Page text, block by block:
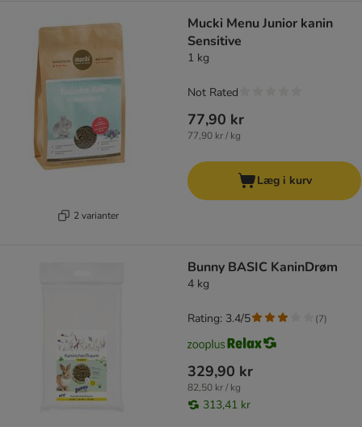
2 varianter
Mucki Menu Junior kanin
Sensitive
1 kg
77,90 kr
77,90 kr / kg
Not Rated
Læg i kurv
Bunny BASIC KaninDrøm
4 kg
329,90 kr
82,50 kr / kg
313,41 kr
Rating: 3.4/5 (7)